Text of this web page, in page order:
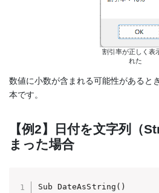
割引率が正しく表
れた
数値に小数が含まれる可能性があるとき
本です。
【例2】日付を文字列（
まった場合
Sub DateAsString()